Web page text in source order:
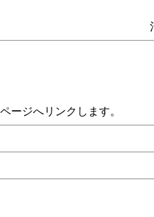
ージへリンクします。